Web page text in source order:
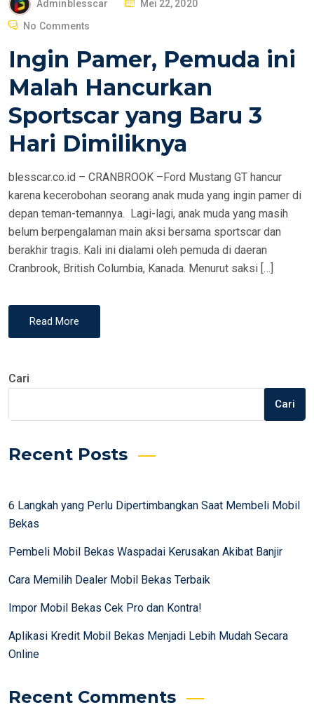
Adminblesscar
T
D
O
Mei 22, 2020
No Comments
Ingin Pamer, Pemuda ini
Malah Hancurkan
Sportscar yang Baru 3
Hari Dimiliknya
blesscar.co.id – CRANBROOK –Ford Mustang GT hancur
karena kecerobohan seorang anak muda yang ingin pamer di
depan teman-temannya. Lagi-lagi, anak muda yang masih
belum berpengalaman main aksi bersama sportscar dan
berakhir tragis. Kali ini dialami oleh pemuda di daeran
Cranbrook, British Columbia, Kanada. Menurut saksi […]
Read More
Cari
Cari
Recent Posts
6 Langkah yang Perlu Dipertimbangkan Saat Membeli Mobil
Bekas
Pembeli Mobil Bekas Waspadai Kerusakan Akibat Banjir
Cara Memilih Dealer Mobil Bekas Terbaik
Impor Mobil Bekas Cek Pro dan Kontra!
Aplikasi Kredit Mobil Bekas Menjadi Lebih Mudah Secara
Online
Recent Comments